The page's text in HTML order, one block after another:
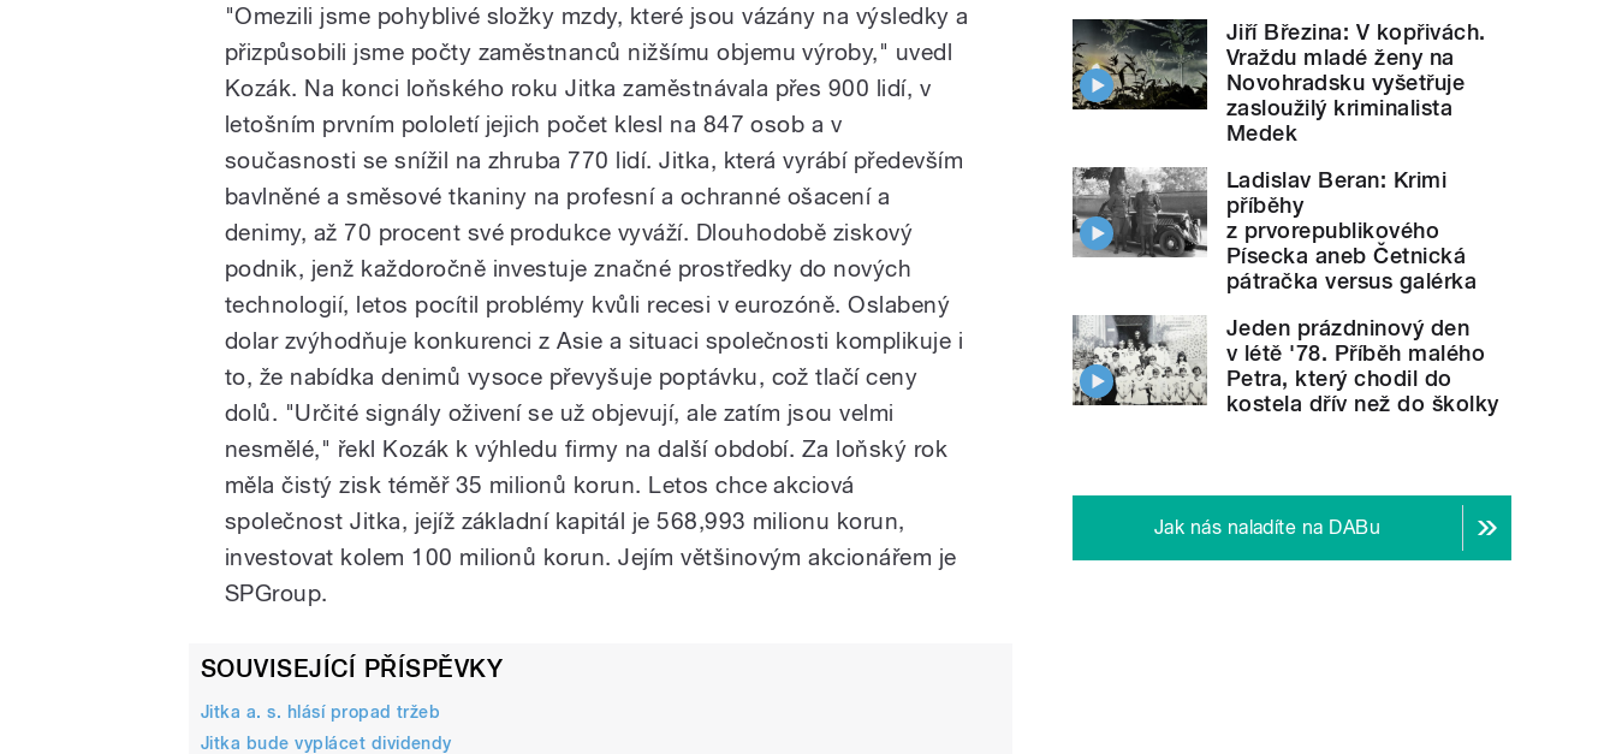
"Omezili jsme pohyblivé složky mzdy, které jsou vázány na výsledky a
přizpůsobili jsme počty zaměstnanců nižšímu objemu výroby," uvedl
Kozák. Na konci loňského roku Jitka zaměstnávala přes 900 lidí, v
letošním prvním pololetí jejich počet klesl na 847 osob a v
současnosti se snížil na zhruba 770 lidí. Jitka, která vyrábí především
bavlněné a směsové tkaniny na profesní a ochranné ošacení a
denimy, až 70 procent své produkce vyváží. Dlouhodobě ziskový
podnik, jenž každoročně investuje značné prostředky do nových
technologií, letos pocítil problémy kvůli recesi v eurozóně. Oslabený
dolar zvýhodňuje konkurenci z Asie a situaci společnosti komplikuje i
to, že nabídka denimů vysoce převyšuje poptávku, což tlačí ceny
dolů. "Určité signály oživení se už objevují, ale zatím jsou velmi
nesmělé," řekl Kozák k výhledu firmy na další období. Za loňský rok
měla čistý zisk téměř 35 milionů korun. Letos chce akciová
společnost Jitka, jejíž základní kapitál je 568,993 milionu korun,
investovat kolem 100 milionů korun. Jejím většinovým akcionářem je
SPGroup.
SOUVISEJÍCÍ PŘÍSPĚVKY
Jitka a. s. hlásí propad tržeb
Jitka bude vyplácet dividendy
Jiří Březina: V kopřivách.
Vraždu mladé ženy na
Novohradsku vyšetřuje
zasloužilý kriminalista
Medek
Ladislav Beran: Krimi
příběhy
z prvorepublikového
Písecka aneb Četnická
pátračka versus galérka
Jeden prázdninový den
v létě '78. Příběh malého
Petra, který chodil do
kostela dřív než do školky
Jak nás naladíte na DABu